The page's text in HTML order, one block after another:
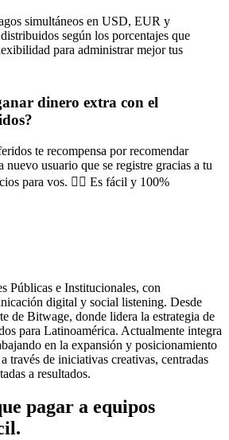
simultáneos en USD, EUR y
según los porcentajes que
para administrar mejor tus
dinero extra con el
te recompensa por recomendar
nuevo usuario que se registre gracias a tu
para vos. 🙋‍♂️ Es fácil y 100%
Públicas e Institucionales, con
digital y social listening. Desde
de Bitwage, donde lidera la estrategia de
para Latinoamérica. Actualmente integra
en la expansión y posicionamiento
través de iniciativas creativas, centradas
a resultados.
pagar a equipos